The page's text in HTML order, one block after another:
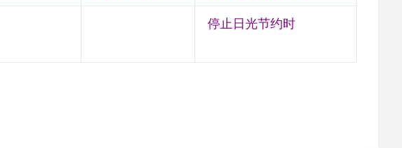
停止日光节约时